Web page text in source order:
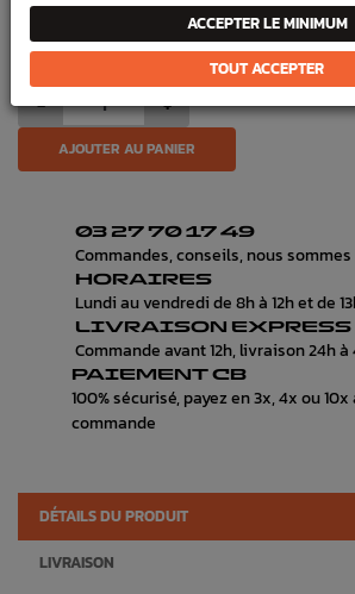
Sur commande uniquement
- +
AJOUTER AU PANIER
03 27 70 17 49
Commandes, conseils, nous
HORAIRES
Lundi au vendredi de 8h à 12h et de
LIVRAISON EXPRESS
Commande avant 12h, livraison 24h à
PAIEMENT CB
100% sécurisé, payez en 3x, 4x ou
commande
DÉTAILS DU PRODUIT
LIVRAISON
ACCEPTER LE MINIMUM
TOUT ACCEPTER